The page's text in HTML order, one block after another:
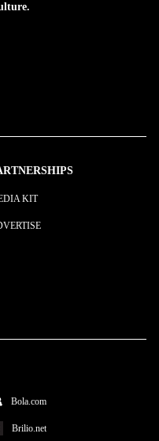
KIT
Bola.com
Brilio.net